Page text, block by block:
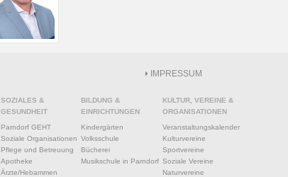
IMPRESSUM
SOZIALES &
GESUNDHEIT
Parndorf GEHT
Soziale Organisationen
Pflege und Betreuung
Apotheke
Ärzte/Hebammen
BILDUNG &
EINRICHTUNGEN
Kindergärten
Volksschule
Bücherei
Musikschule in Parndorf
KULTUR, VEREINE &
ORGANISATIONEN
Veranstaltungskalender
Kulturvereine
Sportvereine
Soziale Vereine
Naturvereine